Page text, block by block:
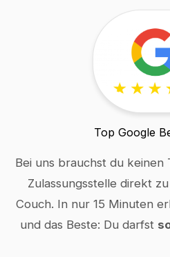
Top Google
Bei uns brauchst du keinen
Zulassungsstelle direkt
Couch. In nur 15 Minuten
und das Beste: Du darfst